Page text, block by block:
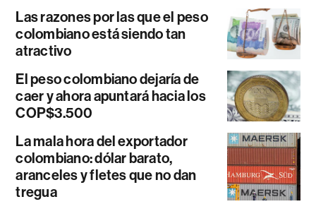
Las razones por las que el peso
colombiano está siendo tan
atractivo
El peso colombiano dejaría de
caer y ahora apuntará hacia los
COP$3.500
La mala hora del exportador
colombiano: dólar barato,
aranceles y fletes que no dan
tregua